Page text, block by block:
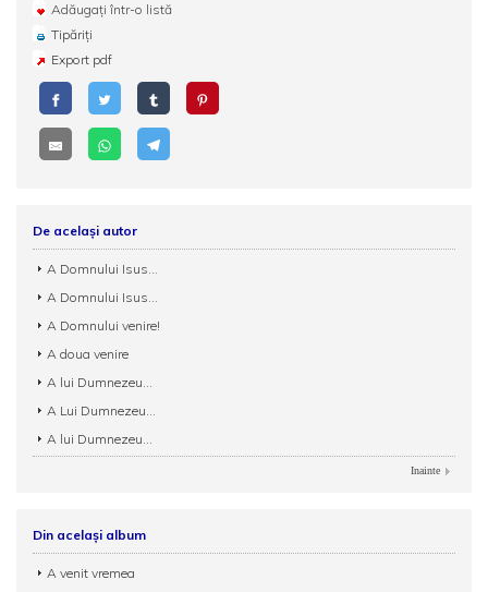
Adăugați într-o listă
Tipăriți
Export pdf
De același autor
A Domnului Isus...
A Domnului Isus...
A Domnului venire!
A doua venire
A lui Dumnezeu...
A Lui Dumnezeu...
A lui Dumnezeu...
Inainte
Din același album
A venit vremea